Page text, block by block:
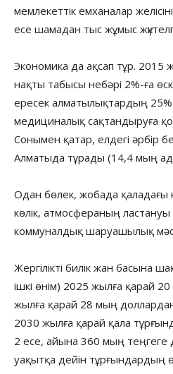
мемлекеттік емханалар
есе шамадан тыс жұмыс
Экономика да ақсап тұр. 2015
нақты табысы небәрі 2%-ға
ересек алматылықтардың 25%-
медициналық сақтандыруға
Сонымен қатар, елдегі әрбір
Алматыда тұрады (14,4 мың
Одан бөлек, жобада қаладағы
көлік, атмосфераның ластануы
коммуналдық шаруашылық
Жергілікті билік жан басына
ішкі өнім) 2025 жылға қарай
жылға қарай 28 мың
2030 жылға қарай қала
2 есе, айына 360 мың теңгеге
уақытқа дейін тұрғындардың